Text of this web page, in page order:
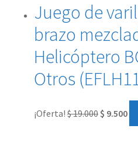
Juego de
brazo
Helicóptero
Otros
¡Oferta! $19.000 $ 9.500